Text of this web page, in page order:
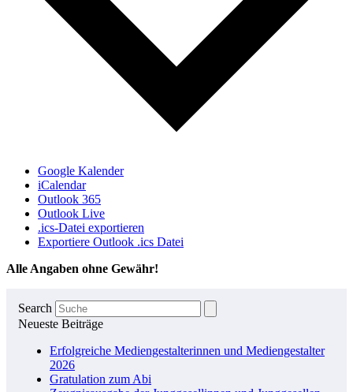
Google Kalender
iCalendar
Outlook 365
Outlook Live
.ics-Datei exportieren
Exportiere Outlook .ics Datei
Alle Angaben ohne Gewähr!
Search
Neueste Beiträge
Erfolgreiche Mediengestalterinnen und Mediengestalter
2026
Gratulation zum Abi